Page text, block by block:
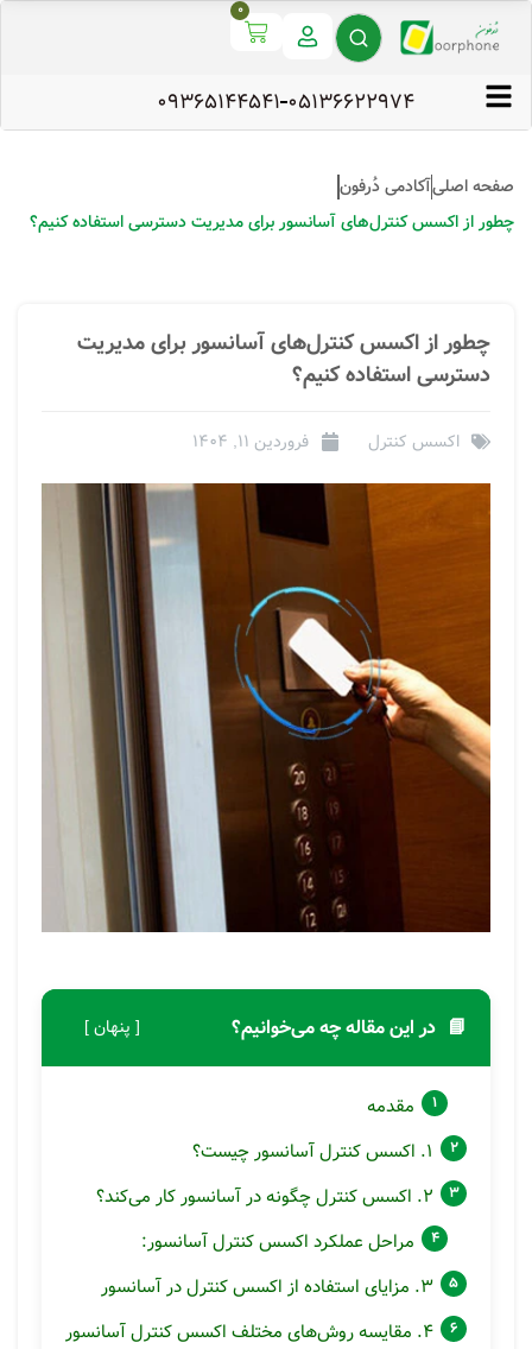
0
۰۵۱۳۶۶۲۲۹۷۴ 09365144541
صفحه اصلیآکادمی دُرفون
چطور از اکسس کنترل‌های آسانسور برای مدیریت دسترسی استفاده کنیم؟
چطور از اکسس کنترل‌های آسانسور برای مدیریت
دسترسی استفاده کنیم؟
اکسس کنترل فروردین 11, 1404
📘 در این مقاله چه می‌خوانیم؟ [ پنهان ]
مقدمه
۱. اکسس کنترل آسانسور چیست؟
۲. اکسس کنترل چگونه در آسانسور کار می‌کند؟
مراحل عملکرد اکسس کنترل آسانسور:
۳. مزایای استفاده از اکسس کنترل در آسانسور
۴. مقایسه روش‌های مختلف اکسس کنترل آسانسور